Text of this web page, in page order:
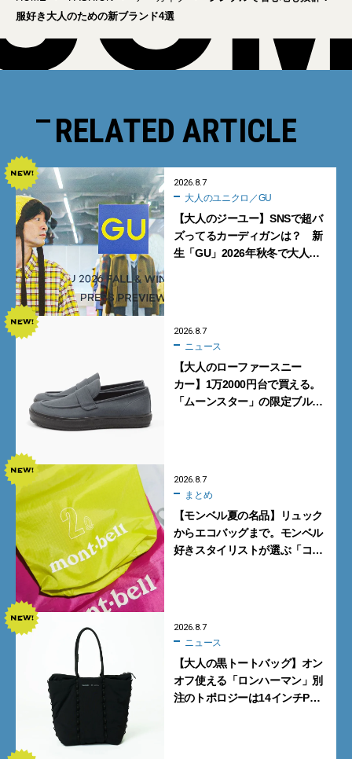
服好き大人のための新ブランド4選
RELATED ARTICLE
2026.8.7
大人のユニクロ／GU
【大人のジーユー】SNSで超バ
ズってるカーディガンは？ 新
生「GU」2026年秋冬で大人メ
2026.8.7
ニュース
【大人のローファースニー
カー】1万2000円台で買える。
「ムーンスター」の限定ブルー
2026.8.7
まとめ
【モンベル夏の名品】リュック
からエコバッグまで。モンベル
好きスタイリストが選ぶ「コス
2026.8.7
ニュース
【大人の黒トートバッグ】オン
オフ使える「ロンハーマン」別
注のトポロジーは14インチPC